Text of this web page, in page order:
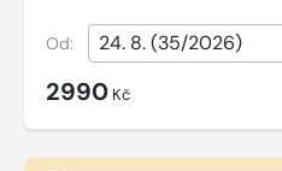
Od:
2990 Kč